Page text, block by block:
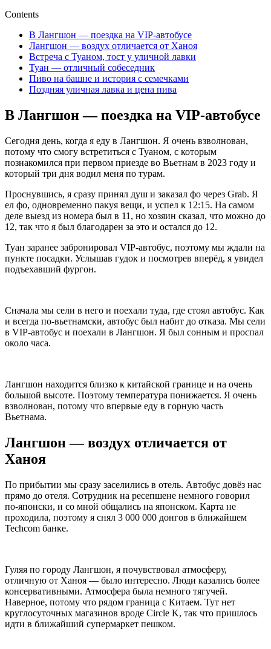
Contents
В Лангшон — поездка на VIP-автобусе
Лангшон — воздух отличается от Ханоя
Встреча с Туаном, тост у уличной лавки
Туан — отличный собеседник
Пиво на башне и история с семечками
Поздняя уличная лавка и цена пива
В Лангшон — поездка на VIP-автобусе
Сегодня день, когда я еду в Лангшон. Я очень взволнован,
потому что смогу встретиться с Туаном, с которым
познакомился при первом приезде во Вьетнам в 2023 году и
который три дня водил меня по турам.
Проснувшись, я сразу принял душ и заказал фо через Grab. Я
ел фо, одновременно пакуя вещи, и успел к 12:15. На самом
деле выезд из номера был в 11, но хозяин сказал, что можно до
12, так что я был благодарен за это и остался до 12.
Туан заранее забронировал VIP-автобус, поэтому мы ждали на
пункте посадки. Услышав гудок и посмотрев вперёд, я увидел
подъехавший фургон.
Сначала мы сели в него и поехали туда, где стоял автобус. Как
и всегда по‑вьетнамски, автобус был набит до отказа. Мы сели
в VIP-автобус и поехали в Лангшон. Я был сонным и проспал
около часа.
Лангшон находится близко к китайской границе и на очень
большой высоте. Поэтому температура понижается. Я очень
взволнован, потому что впервые еду в горную часть
Вьетнама.
Лангшон — воздух отличается от
Ханоя
По прибытии мы сразу заселились в отель. Автобус довёз нас
прямо до отеля. Сотрудник на ресепшене немного говорил
по‑японски, и со мной общались на японском. Карта не
проходила, поэтому я снял 3 000 000 донгов в ближайшем
Techcom банке.
Гуляя по городу Лангшон, я почувствовал атмосферу,
отличную от Ханоя — было интересно. Люди казались более
консервативными. Атмосфера была немного тягучей.
Наверное, потому что рядом граница с Китаем. Тут нет
круглосуточных магазинов вроде Circle K, так что пришлось
идти в ближайший супермаркет пешком.